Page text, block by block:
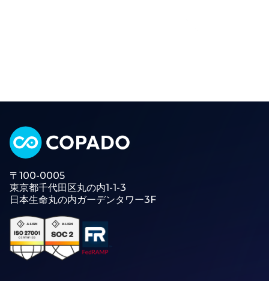
〒100-0005
東京都千代田区丸の内1-1-3
日本生命丸の内ガーデンタワー3F